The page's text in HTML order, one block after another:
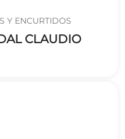
Y ENCURTIDOS
CLAUDIO